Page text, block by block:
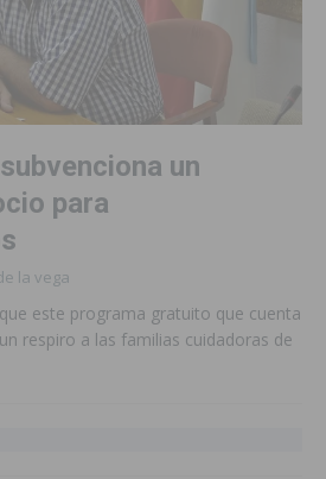
un
para
la vega
este programa gratuito que cuenta
respiro a las familias cuidadoras de